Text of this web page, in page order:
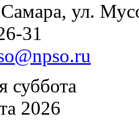
ул.
31
суббота
2026